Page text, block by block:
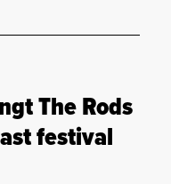
The Rods
festival